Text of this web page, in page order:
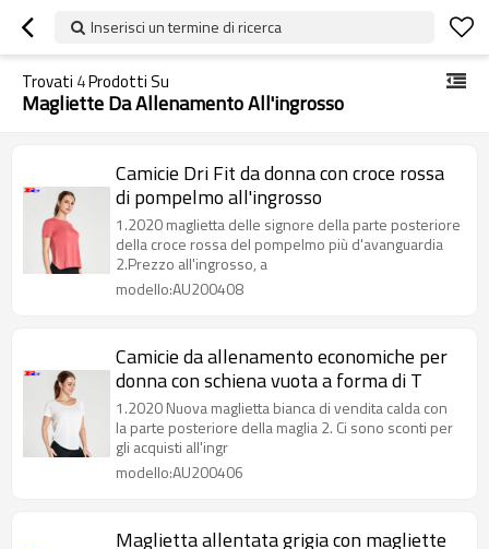
Inserisci un termine di ricerca
Trovati 4Prodotti Su
Magliette Da Allenamento All'ingrosso
Camicie Dri Fit da donna con croce rossa
di pompelmo all'ingrosso
1.2020 maglietta delle signore della parte posteriore
della croce rossa del pompelmo più d'avanguardia
2.Prezzo all'ingrosso, a
modello:AU200408
Camicie da allenamento economiche per
donna con schiena vuota a forma di T
1.2020 Nuova maglietta bianca di vendita calda con
la parte posteriore della maglia 2. Ci sono sconti per
gli acquisti all'ingr
modello:AU200406
Maglietta allentata grigia con magliette